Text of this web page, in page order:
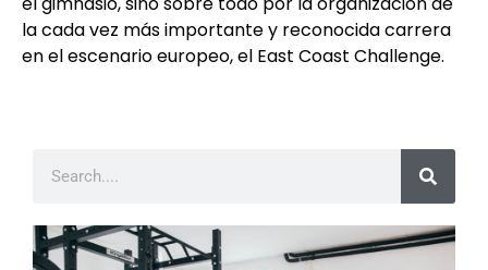
la cada vez más importante y reconocida carrera
en el escenario europeo, el East Coast Challenge.